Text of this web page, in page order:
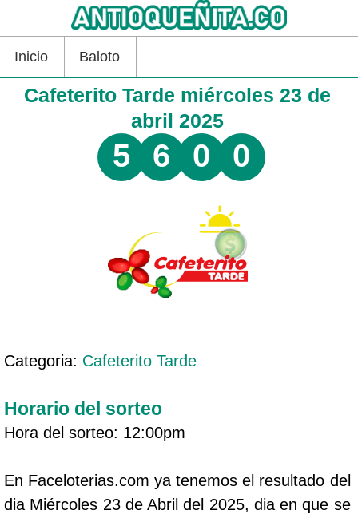
Inicio Baloto
Cafeterito Tarde miércoles 23 de
abril 2025
5 6 0 0
Categoria: Cafeterito Tarde
Horario del sorteo
Hora del sorteo: 12:00pm
En Faceloterias.com ya tenemos el resultado del
dia Miércoles 23 de Abril del 2025, dia en que se